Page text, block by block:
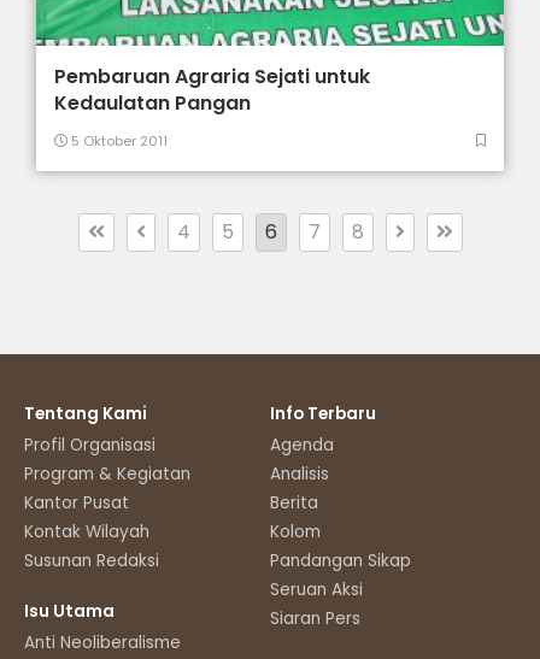
Pembaruan Agraria Sejati untuk
Kedaulatan Pangan
5 Oktober 2011
4 5 6 7 8
Tentang Kami
Profil Organisasi
Program & Kegiatan
Kantor Pusat
Kontak Wilayah
Susunan Redaksi
Isu Utama
Anti Neoliberalisme
Info Terbaru
Agenda
Analisis
Berita
Kolom
Pandangan Sikap
Seruan Aksi
Siaran Pers